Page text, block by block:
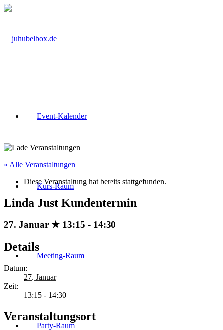
Event-Kalender
Kurs-Raum
Meeting-Raum
Party-Raum
« Alle Veranstaltungen
Diese Veranstaltung hat bereits stattgefunden.
Linda Just Kundentermin
27. Januar ★ 13:15 - 14:30
Details
Datum:
27. Januar
Zeit:
13:15 - 14:30
Veranstaltungsort